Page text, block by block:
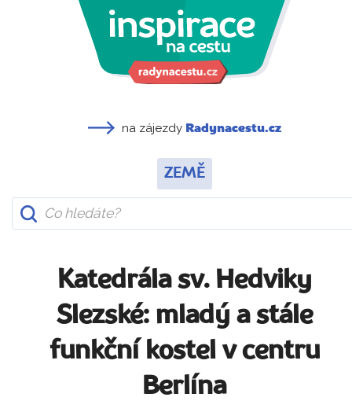
na zájezdy Radynacestu.cz
ZEMĚ
Katedrála sv. Hedviky
Slezské: mladý a stále
funkční kostel v centru
Berlína